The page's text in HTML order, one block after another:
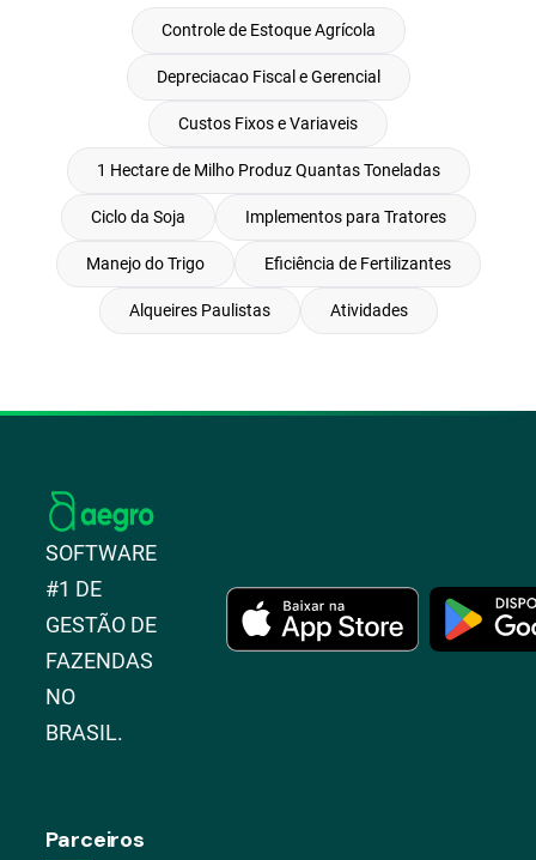
Controle de Estoque Agrícola
Depreciacao Fiscal e Gerencial
Custos Fixos e Variaveis
1 Hectare de Milho Produz Quantas Toneladas
Ciclo da Soja Implementos para Tratores
Manejo do Trigo Eficiência de Fertilizantes
Alqueires Paulistas Atividades
SOFTWARE
#1 DE
GESTÃO DE
FAZENDAS
NO
BRASIL.
Parceiros